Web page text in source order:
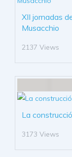
XII jornadas
Musacchio
2137 Views
La
3173 Views